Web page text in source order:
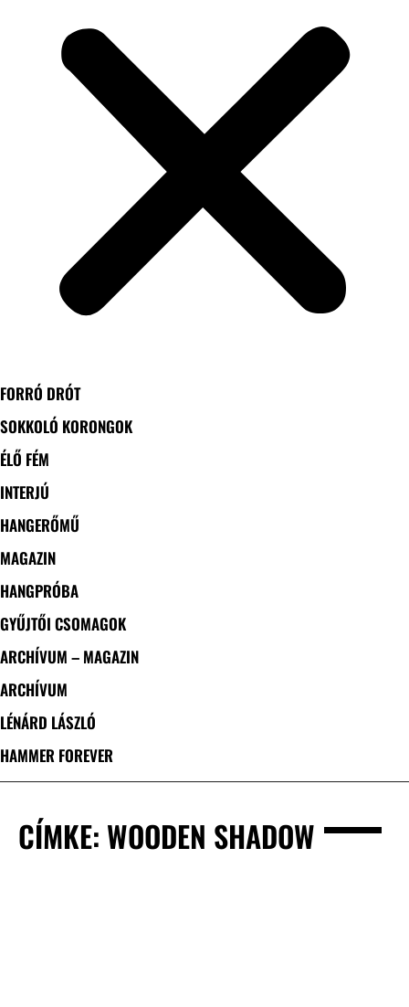
FORRÓ DRÓT
SOKKOLÓ KORONGOK
ÉLŐ FÉM
INTERJÚ
HANGERŐMŰ
MAGAZIN
HANGPRÓBA
GYŰJTŐI CSOMAGOK
ARCHÍVUM – MAGAZIN
ARCHÍVUM
LÉNÁRD LÁSZLÓ
HAMMER FOREVER
CÍMKE: WOODEN SHADOW